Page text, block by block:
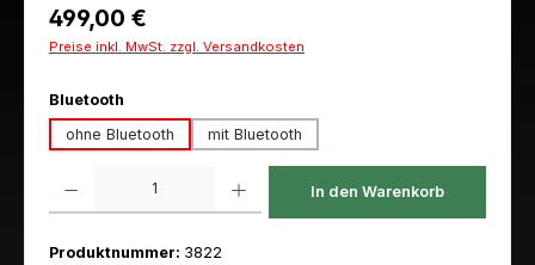
Regulärer Preis:
499,00 €
Preise inkl. MwSt. zzgl. Versandkosten
Bluetooth
ohne Bluetooth
mit Bluetooth
In den Warenkorb
Produktnummer: 3822